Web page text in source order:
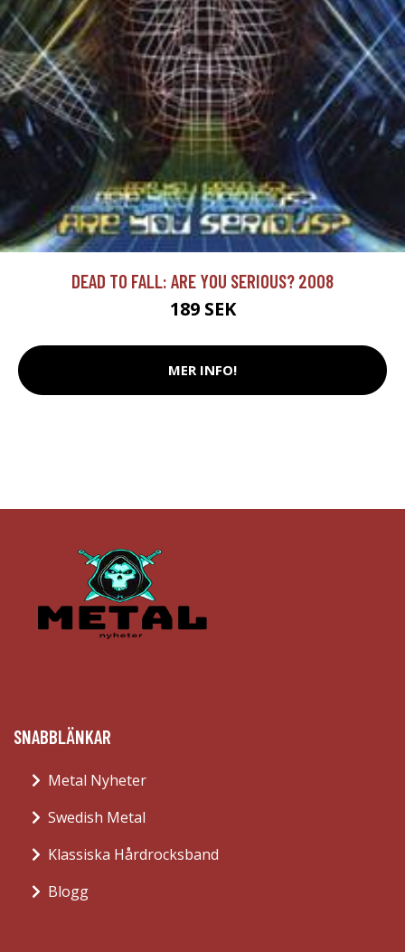
DEAD TO FALL: ARE YOU SERIOUS? 2008
189 SEK
MER INFO!
SNABBLÄNKAR
Metal Nyheter
Swedish Metal
Klassiska Hårdrocksband
Blogg